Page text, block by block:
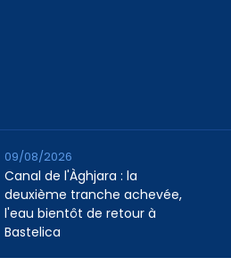
Canal de l'Àghjara : la
deuxième tranche achevée,
l'eau bientôt de retour à
Bastelica
09/08/2026